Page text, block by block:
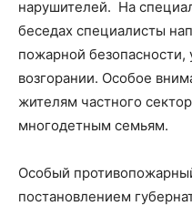
нарушителей. На
беседах специалисты
пожарной безопасности,
возгорании. Особое
жителям частного
многодетным семьям.
Особый
постановлением